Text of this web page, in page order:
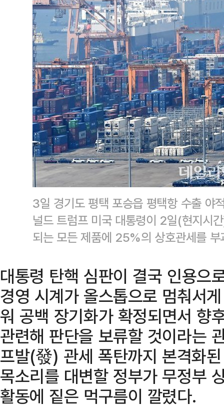
3일 경기도 평택 포승읍 평택항 수출 야
널드 트럼프 미국 대통령이 2일(현지시
되는 모든 제품에 25%의 상호관세를
대통령 탄핵 심판이 결국 인용으
경영 시계가 올스톱으로 멈춰서
워 공백 장기화가 확정되면서 향
관련해 판단을 보류할 것이라는
프발(發) 관세 폭탄까지 본격화
목소리를 대변할 정부가 무정부
활동에 짙은 먹구름이 깔렸다.